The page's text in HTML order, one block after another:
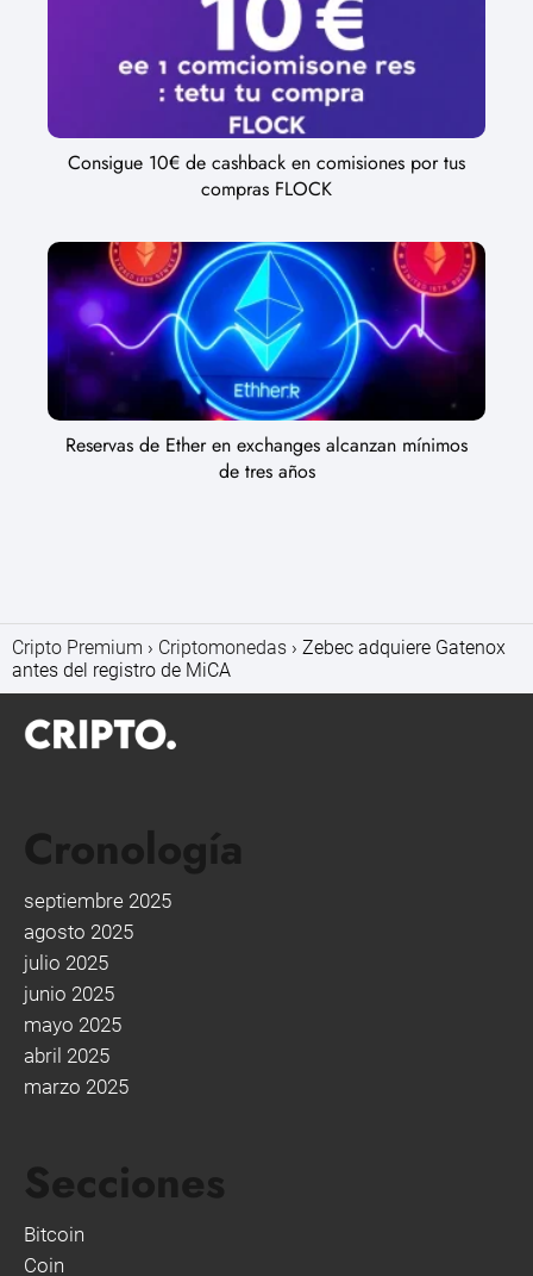
Consigue 10€ de cashback en comisiones por tus
compras FLOCK
Reservas de Ether en exchanges alcanzan mínimos
de tres años
Cripto Premium Criptomonedas
Zebec adquiere Gatenox
antes del registro de MiCA
Cronología
septiembre 2025
agosto 2025
julio 2025
junio 2025
mayo 2025
abril 2025
marzo 2025
Secciones
Bitcoin
Coin